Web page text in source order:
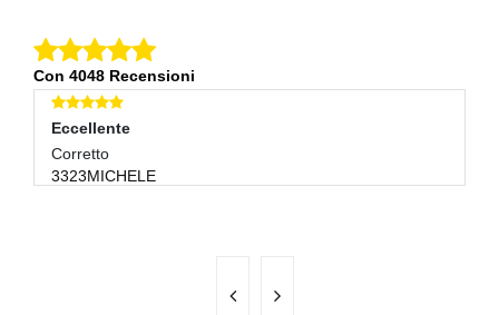
Con 4048 Recensioni
Eccellente
Corretto
3323MICHELE